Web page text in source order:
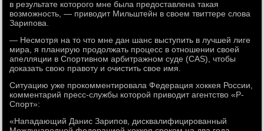
в результате которого мне была предоставлена такая
возможность, — приводит Мильштейн в своем твиттере слова
Зарипова.
— Несмотря на то что мне дан шанс выступить в лучшей лиге
мира, я планирую продолжать процесс в отношении своей
апелляции в Спортивном арбитражном суде (CAS), чтобы
доказать свою правоту и очистить свое имя.
Ситуацию уже прокомментировала Федерация хоккея России,
комментарий пресс-службы которой приводит агентство «Р-
Спорт»:
«Нападающий Данис Зарипов, дисквалифицированный